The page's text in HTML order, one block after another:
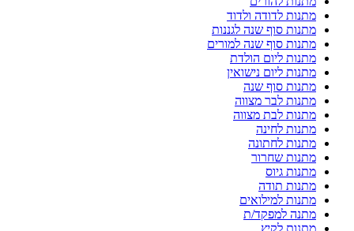
מתנות לדודה ולדוד
מתנות סוף שנה לגננות
מתנות סוף שנה למורים
מתנות ליום הולדת
מתנות ליום נישואין
מתנות סוף שנה
מתנות לבר מצווה
מתנות לבת מצווה
מתנות לחינה
מתנות לחתונה
מתנות שחרור
מתנות גיוס
מתנות תודה
מתנות למילואים
מתנה למפקד/ת
מתנות לקיץ